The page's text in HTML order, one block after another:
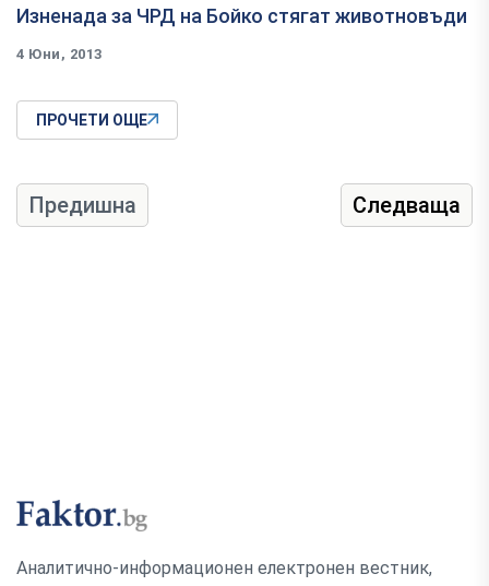
Изненада за ЧРД на Бойко стягат животновъди
4 Юни, 2013
ПРОЧЕТИ ОЩЕ
Предишна Следваща
Аналитично-информационен електронен вестник,